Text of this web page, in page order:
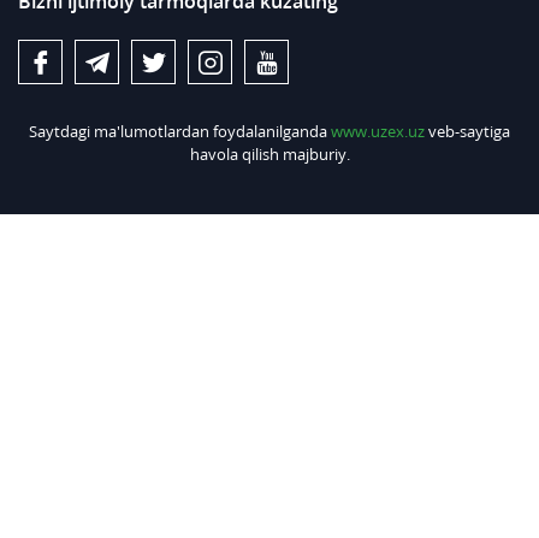
Saytdagi ma'lumotlardan foydalanilgandawww.uzex.uzveb-saytiga
havola qilish majburiy.